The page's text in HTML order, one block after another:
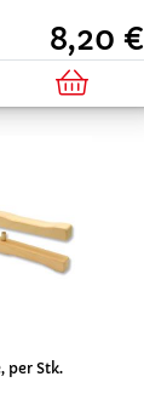
8,20 €
per Stk.